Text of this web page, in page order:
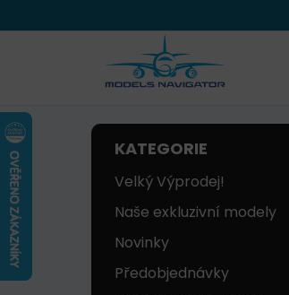
KATEGORIE
Velký Výprodej!
Naše exkluzivní modely
Novinky
Předobjednávky